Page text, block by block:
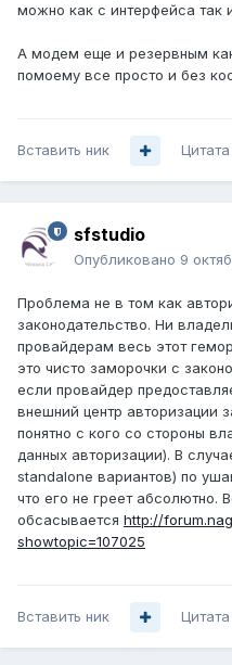
можно как с интерфейса
А модем еще и резервным
помоему все просто и без
Вставить ник Цитата
sfstudio
Опубликовано 9
Проблема не в том как
законодательство. Ни
провайдерам весь этот
это чисто заморочки с
если провайдер
внешний центр авторизации
понятно с кого со стороны
данных авторизации). В
standalone вариантов) по
что его не греет абсолютно.
обсасывается http://
showtopic=107025
Вставить ник Цитата